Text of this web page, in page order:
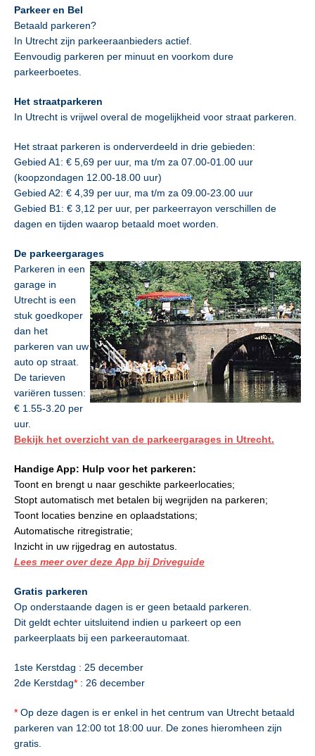
Parkeer en Bel
Betaald parkeren?
In Utrecht zijn parkeeraanbieders actief.
Eenvoudig parkeren per minuut en voorkom dure
parkeerboetes.
Het straatparkeren
In Utrecht is vrijwel overal de mogelijkheid voor straat parkeren.
Het straat parkeren is onderverdeeld in drie gebieden:
Gebied A1: € 5,69 per uur, ma t/m za 07.00-01.00 uur
(koopzondagen 12.00-18.00 uur)
Gebied A2: € 4,39 per uur, ma t/m za 09.00-23.00 uur
Gebied B1: € 3,12 per uur, per parkeerrayon verschillen de
dagen en tijden waarop betaald moet worden.
De parkeergarages
Parkeren in een
garage in
Utrecht is een
stuk goedkoper
dan het
parkeren van uw
auto op straat.
De tarieven
variëren tussen:
€ 1.55-3.20 per
uur.
Bekijk het overzicht van de parkeergarages in Utrecht.
Handige App: Hulp voor het parkeren:
Toont en brengt u naar geschikte parkeerlocaties;
Stopt automatisch met betalen bij wegrijden na parkeren;
Toont locaties benzine en oplaadstations;
Automatische ritregistratie;
Inzicht in uw rijgedrag en autostatus.
Lees meer over deze App bij Driveguide
Gratis parkeren
Op onderstaande dagen is er geen betaald parkeren.
Dit geldt echter uitsluitend indien u parkeert op een
parkeerplaats bij een parkeerautomaat.
1ste Kerstdag : 25 december
2de Kerstdag* : 26 december
* Op deze dagen is er enkel in het centrum van Utrecht betaald
parkeren van 12:00 tot 18:00 uur. De zones hieromheen zijn
gratis.